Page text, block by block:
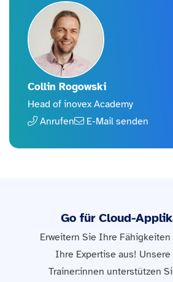
Collin Rogowski
Head of inovex Academy
Anrufen
E-Mail senden
Go für Cloud-
Erweitern Sie Ihre
Ihre Expertise aus!
Trainer:innen unterstützen